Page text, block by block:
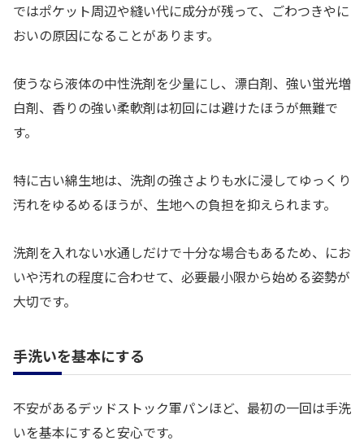
ではポケット周辺や縫い代に成分が残って、ごわつきやに
おいの原因になることがあります。
使うなら液体の中性洗剤を少量にし、漂白剤、強い蛍光増
白剤、香りの強い柔軟剤は初回には避けたほうが無難で
す。
特に古い綿生地は、洗剤の強さよりも水に浸してゆっくり
汚れをゆるめるほうが、生地への負担を抑えられます。
洗剤を入れない水通しだけで十分な場合もあるため、にお
いや汚れの程度に合わせて、必要最小限から始める姿勢が
大切です。
手洗いを基本にする
不安があるデッドストック軍パンほど、最初の一回は手洗
いを基本にすると安心です。